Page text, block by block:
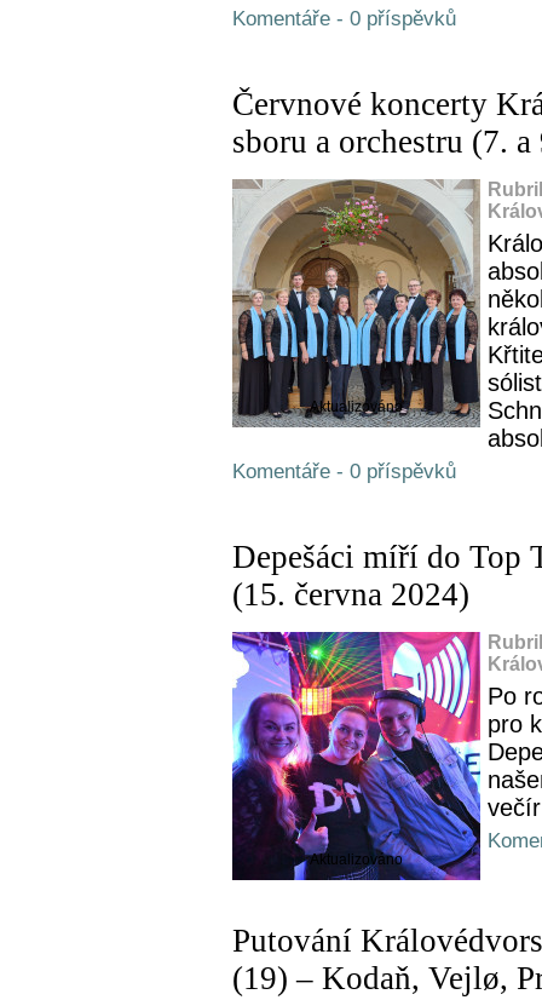
Komentáře - 0 příspěvků
Červnové koncerty
sboru a orchestru (7.
Aktualizováno
Komentáře - 0 příspěvků
Depešáci míří do Top
(15. června 2024)
Aktualizováno
Po
pro
Putování
(19) – Kodaň, Vejlø,